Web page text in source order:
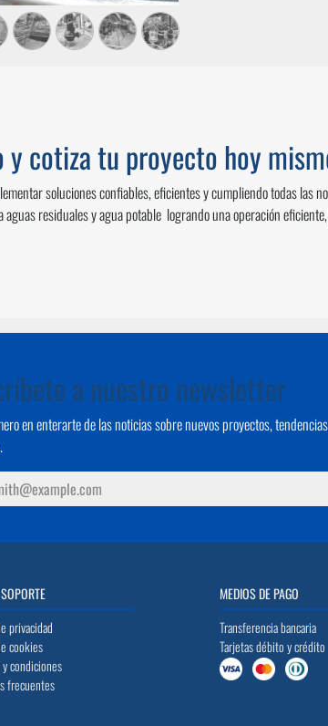
y cotiza tu proyecto hoy
soluciones confiables, eficientes y cumpliendo todas las
residuales y agua potable logrando una operación
a nuestro newsletter
en enterarte de las noticias sobre nuevos proyectos,
privacidad
cookies
condiciones
frecuentes
MEDIOS DE PAGO
Transferencia bancaria
Tarjetas débito y crédito